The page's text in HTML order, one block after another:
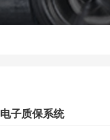
电子质保系统